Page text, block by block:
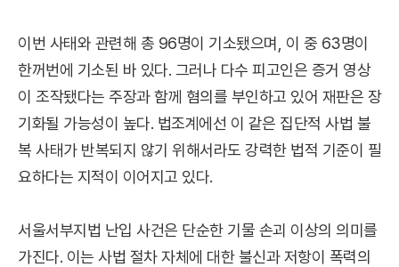
이번 사태와 관련해 총 96명이 기소됐으며, 이 중 63명이
한꺼번에 기소된 바 있다. 그러나 다수 피고인은 증거 영상
이 조작됐다는 주장과 함께 혐의를 부인하고 있어 재판은 장
기화될 가능성이 높다. 법조계에선 이 같은 집단적 사법 불
복 사태가 반복되지 않기 위해서라도 강력한 법적 기준이 필
요하다는 지적이 이어지고 있다.
서울서부지법 난입 사건은 단순한 기물 손괴 이상의 의미를
가진다. 이는 사법 절차 자체에 대한 불신과 저항이 폭력의